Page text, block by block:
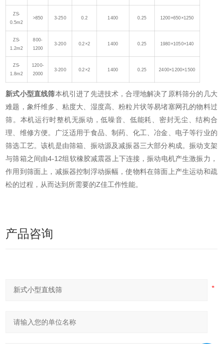
ZS-
0.5m2
>850 3-250 0.2 1400 0.25 1200×650×1250
ZS-
1.2m2
800-
1200
3-200 0.2×2 1400 0.25 1980×1050×140
ZS-
1.8m2
1200-
2000
3-200 0.2×2 1400 0.25 2400×1200×1500
新式小型直线筛本机引进了先进技术，合理地解决了原料筛分的几大
难题，象纤维多、粘度大、湿度高、粉粒片状等易堵塞网孔的物料过
筛。本机运行时整机无振动，低噪音、低能耗、密封无尘、结构合
理、维修方便。广泛适用于食品、制药、化工、冶金、电子等行业的
筛选工艺。该机是由筛箱、振动源及减振器三大部分构成。振动支架
与筛箱之间由4-12组软橡胶减震器上下连接，振动电机产生激振力，
作用到筛面上，减振器控制浮动振幅，使物料在筛面上产生运动和疏
松的过程，从而达到所需要的Z佳工作性能。
产品咨询